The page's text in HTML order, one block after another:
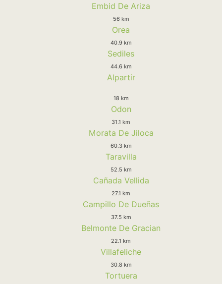
Embid De Ariza
56 km
Orea
40.9 km
Sediles
44.6 km
Alpartir
18 km
Odon
31.1 km
Morata De Jiloca
60.3 km
Taravilla
52.5 km
Cañada Vellida
27.1 km
Campillo De Dueñas
37.5 km
Belmonte De Gracian
22.1 km
Villafeliche
30.8 km
Tortuera